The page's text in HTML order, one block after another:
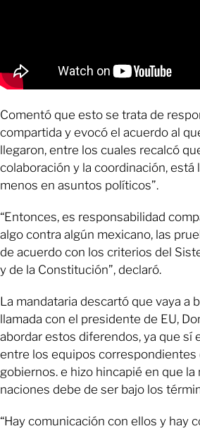
Comentó que esto se trata de
compartida y evocó el acuerdo al
llegaron, entre los cuales recalcó
colaboración y la coordinación, está
menos en asuntos políticos”.
“Entonces, es responsabilidad
algo contra algún mexicano, las
de acuerdo con los criterios del
y de la Constitución”, declaró.
La mandataria descartó que vaya a
llamada con el presidente de EU,
abordar estos diferendos, ya que sí
entre los equipos correspondientes
gobiernos. e hizo hincapié en que
naciones debe de ser bajo los
“Hay comunicación con ellos y hay